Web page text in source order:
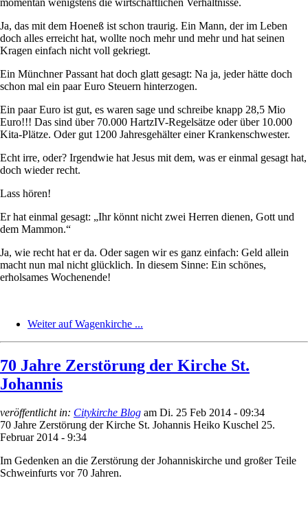
Ja, das mit dem Hoeneß ist schon traurig. Ein Mann, der im Leben
doch alles erreicht hat, wollte noch mehr und mehr und hat seinen
Kragen einfach nicht voll gekriegt.
Ein Münchner Passant hat doch glatt gesagt: Na ja, jeder hätte doch
schon mal ein paar Euro Steuern hinterzogen.
Ein paar Euro ist gut, es waren sage und schreibe knapp 28,5 Mio
Euro!!! Das sind über 70.000 HartzIV-Regelsätze oder über 10.000
Kita-Plätze. Oder gut 1200 Jahresgehälter einer Krankenschwester.
Echt irre, oder? Irgendwie hat Jesus mit dem, was er einmal gesagt hat,
doch wieder recht.
Lass hören!
Er hat einmal gesagt: „Ihr könnt nicht zwei Herren dienen, Gott und
dem Mammon.“
Ja, wie recht hat er da. Oder sagen wir es ganz einfach: Geld allein
macht nun mal nicht glücklich. In diesem Sinne: Ein schönes,
erholsames Wochenende!
Weiter auf Wagenkirche ...
70 Jahre Zerstörung der Kirche St.
Johannis
veröffentlicht in: Citykirche Blog am Di. 25 Feb 2014 - 09:34
70 Jahre Zerstörung der Kirche St. Johannis Heiko Kuschel 25.
Februar 2014 - 9:34
Im Gedenken an die Zerstörung der Johanniskirche und großer Teile
Schweinfurts vor 70 Jahren.